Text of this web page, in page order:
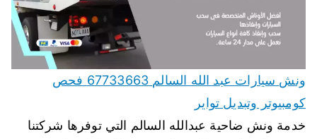
ونش سيارات عبد الله السالم 67733663 فحص
كومبيوتر وتبديل تواير
خدمة ونش ضاحية عبدالله السالم التي توفرها شركتنا